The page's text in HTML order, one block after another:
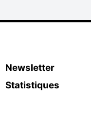
Newsletter
Statistiques